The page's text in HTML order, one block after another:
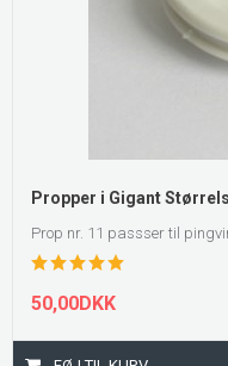
Propper i Gigant
Prop nr. 11 passser til
50,00DKK